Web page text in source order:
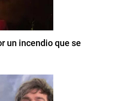
un incendio que se